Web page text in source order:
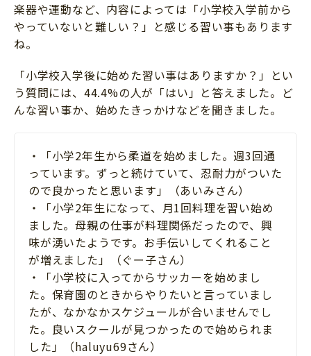
楽器や運動など、内容によっては「小学校入学前から
やっていないと難しい？」と感じる習い事もあります
ね。
「小学校入学後に始めた習い事はありますか？」とい
う質問には、44.4%の人が「はい」と答えました。ど
んな習い事か、始めたきっかけなどを聞きました。
・「小学2年生から柔道を始めました。週3回通
っています。ずっと続けていて、忍耐力がついた
ので良かったと思います」（あいみさん）
・「小学2年生になって、月1回料理を習い始め
ました。母親の仕事が料理関係だったので、興
味が湧いたようです。お手伝いしてくれること
が増えました」（ぐー子さん）
・「小学校に入ってからサッカーを始めまし
た。保育園のときからやりたいと言っていまし
たが、なかなかスケジュールが合いませんでし
た。良いスクールが見つかったので始められま
した」（haluyu69さん）